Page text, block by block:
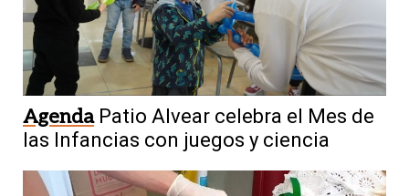
Agenda Patio Alvear celebra el Mes de
las Infancias con juegos y ciencia